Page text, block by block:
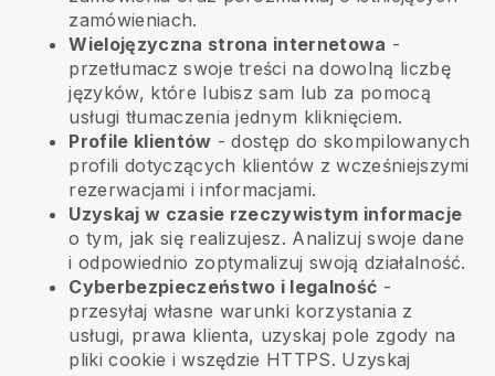
zamówieniach.
Wielojęzyczna strona internetowa -
przetłumacz swoje treści na dowolną liczbę
języków, które lubisz sam lub za pomocą
usługi tłumaczenia jednym kliknięciem.
Profile klientów - dostęp do skompilowanych
profili dotyczących klientów z wcześniejszymi
rezerwacjami i informacjami.
Uzyskaj w czasie rzeczywistym informacje
o tym, jak się realizujesz. Analizuj swoje dane
i odpowiednio zoptymalizuj swoją działalność.
Cyberbezpieczeństwo i legalność -
przesyłaj własne warunki korzystania z
usługi, prawa klienta, uzyskaj pole zgody na
pliki cookie i wszędzie HTTPS. Uzyskaj